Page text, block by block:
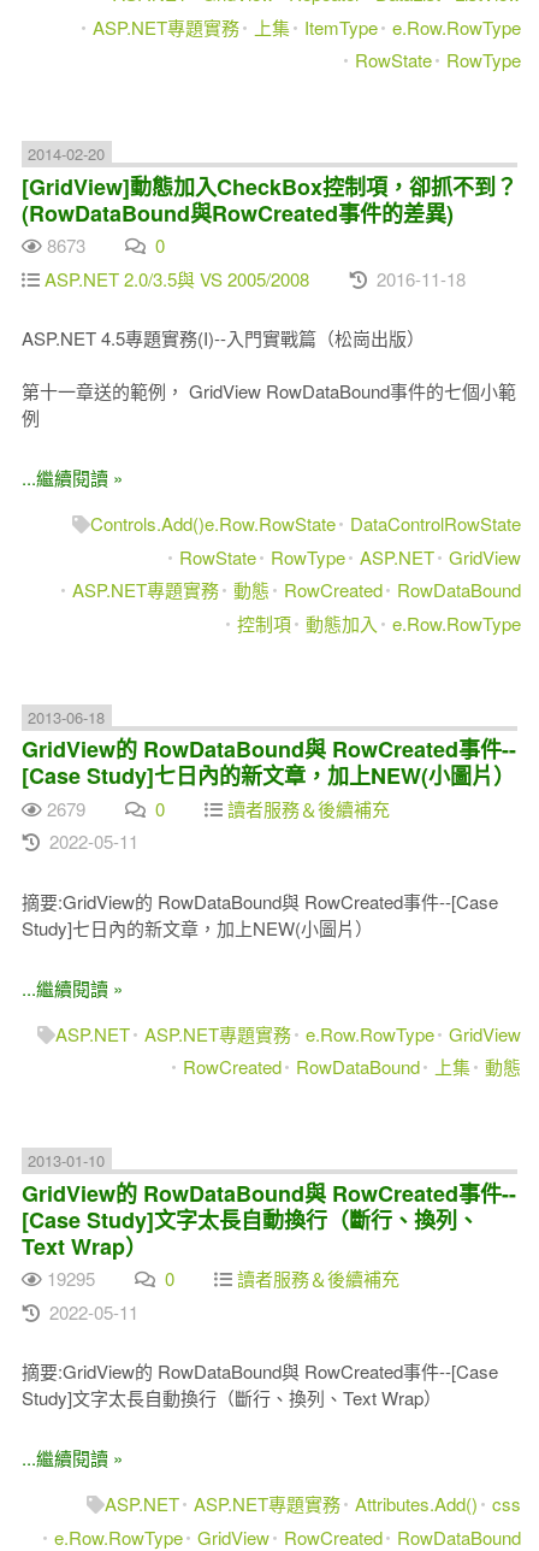
ASP.NET專題實務
上集 ItemType e.Row.RowType
RowState
RowType
2014-02-20
[GridView]動態加入CheckBox控制項，卻抓不到？
(RowDataBound與RowCreated事件的差異)
8673
0
ASP.NET 2.0/3.5與 VS 2005/2008
2016-11-18
ASP.NET 4.5專題實務(I)--入門實戰篇（松崗出版）
第十一章送的範例， GridView RowDataBound事件的七個小範
例
...繼續閱讀 »
Controls.Add()e.Row.RowState
DataControlRowState
RowState
RowType ASP.NET GridView
ASP.NET專題實務 動態 RowCreated
RowDataBound
控制項 動態加入 e.Row.RowType
2013-06-18
GridView的 RowDataBound與 RowCreated事件--
[Case Study]七日內的新文章，加上NEW(小圖片）
2679 0
讀者服務＆後續補充
2022-05-11
摘要:GridView的 RowDataBound與 RowCreated事件--[Case
Study]七日內的新文章，加上NEW(小圖片）
...繼續閱讀 »
ASP.NET ASP.NET專題實務 e.Row.RowType GridView
RowCreated
RowDataBound 上集 動態
2013-01-10
GridView的 RowDataBound與 RowCreated事件--
[Case Study]文字太長自動換行（斷行、換列、
Text Wrap）
19295 0
讀者服務＆後續補充
2022-05-11
摘要:GridView的 RowDataBound與 RowCreated事件--[Case
Study]文字太長自動換行（斷行、換列、Text Wrap）
...繼續閱讀 »
ASP.NET ASP.NET專題實務 Attributes.Add()
css
e.Row.RowType GridView RowCreated RowDataBound